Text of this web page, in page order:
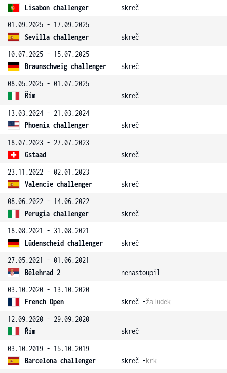
Lisabon challenger
skreč
01.09.2025 - 17.09.2025
Sevilla challenger
skreč
10.07.2025 - 15.07.2025
Braunschweig challenger
skreč
08.05.2025 - 01.07.2025
Řím
skreč
13.03.2024 - 21.03.2024
Phoenix challenger
skreč
18.07.2023 - 27.07.2023
Gstaad
skreč
23.11.2022 - 02.01.2023
Valencie challenger
skreč
08.06.2022 - 14.06.2022
Perugia challenger
skreč
18.08.2021 - 31.08.2021
Lüdenscheid challenger
skreč
27.05.2021 - 01.06.2021
Bělehrad 2
nenastoupil
03.10.2020 - 13.10.2020
French Open
skreč -žaludek
12.09.2020 - 29.09.2020
Řím
skreč
03.10.2019 - 15.10.2019
Barcelona challenger
skreč -krk